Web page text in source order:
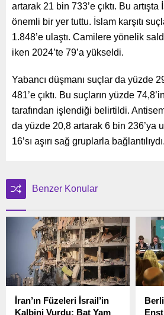
artarak 21 bin 733’e çıktı. Bu artışta
önemli bir yer tuttu. İslam karşıtı
1.848’e ulaştı. Camilere yönelik
iken 2024’te 79’a yükseldi.
Yabancı düşmanı suçlar da yüzde
481’e çıktı. Bu suçların yüzde
tarafından işlendiği belirtildi.
da yüzde 20,8 artarak 6 bin 236’ya
16’sı aşırı sağ gruplarla bağlantılıydı.
Benzer Konular
İran’ın Füzeleri İsrail’in
Kalbini Vurdu: Bat Yam